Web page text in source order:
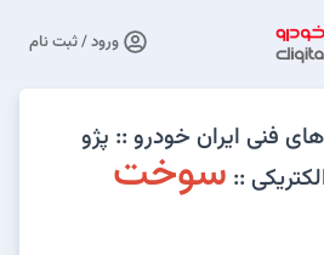
ورود / ثبت نام
فنی ایران خودرو :: پژو
سوخت